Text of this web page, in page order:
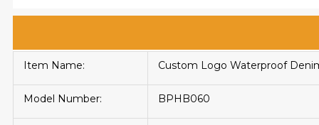
Item Name: Custom Logo Waterproof
Model Number: BPHB060